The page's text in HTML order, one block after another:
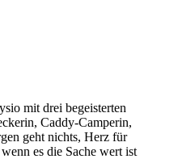
mit drei begeisterten
Caddy-Camperin,
geht nichts, Herz für
es die Sache wert ist